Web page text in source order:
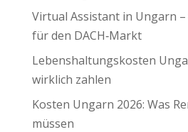
Virtual Assistant in Ungarn
für den DACH‑Markt
Lebenshaltungskosten
wirklich zahlen
Kosten Ungarn 2026: Was
müssen